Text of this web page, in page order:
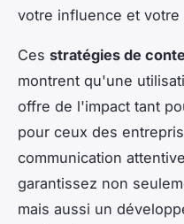
votre influence et
Ces stratégies de
montrent qu'une
offre de l'impact tant
pour ceux des
communication
garantissez non
mais aussi un